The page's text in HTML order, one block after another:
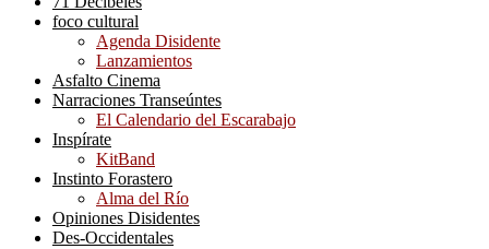
foco cultural
Agenda Disidente
Lanzamientos
Asfalto Cinema
Narraciones Transeúntes
El Calendario del Escarabajo
Inspírate
KitBand
Instinto Forastero
Alma del Río
Opiniones Disidentes
Des-Occidentales